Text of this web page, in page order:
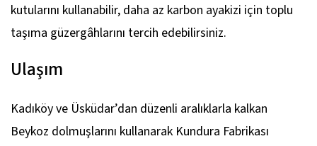
kutularını kullanabilir, daha az karbon ayakizi için toplu
taşıma güzergâhlarını tercih edebilirsiniz.
Ulaşım
Kadıköy ve Üsküdar’dan düzenli aralıklarla kalkan
Beykoz dolmuşlarını kullanarak Kundura Fabrikası